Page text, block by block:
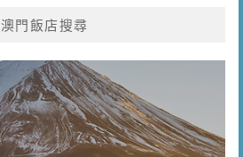
澳門飯店搜尋